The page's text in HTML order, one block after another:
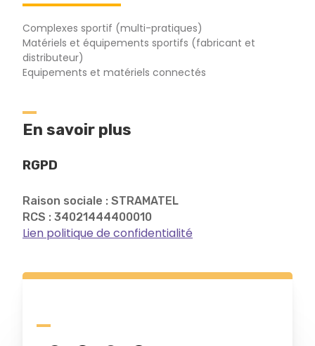
Complexes sportif (multi-pratiques)
Matériels et équipements sportifs (fabricant et
distributeur)
Equipements et matériels connectés
En savoir plus
RGPD
Raison sociale : STRAMATEL
RCS : 34021444400010
Lien politique de confidentialité